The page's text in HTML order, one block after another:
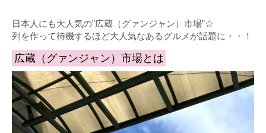
日本人にも大人気の”広蔵（グァンジャン）市場”☆
列を作って待機するほど大人気なあるグルメが話題に・・！
広蔵（グァンジャン）市場とは